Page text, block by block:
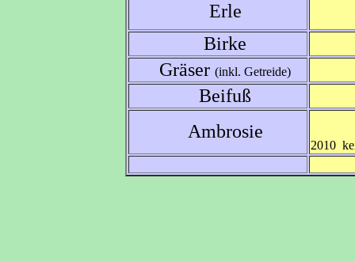
Erle
Birke
Gräser(inkl. Getreide)
Beifuß
Ambrosie
2010